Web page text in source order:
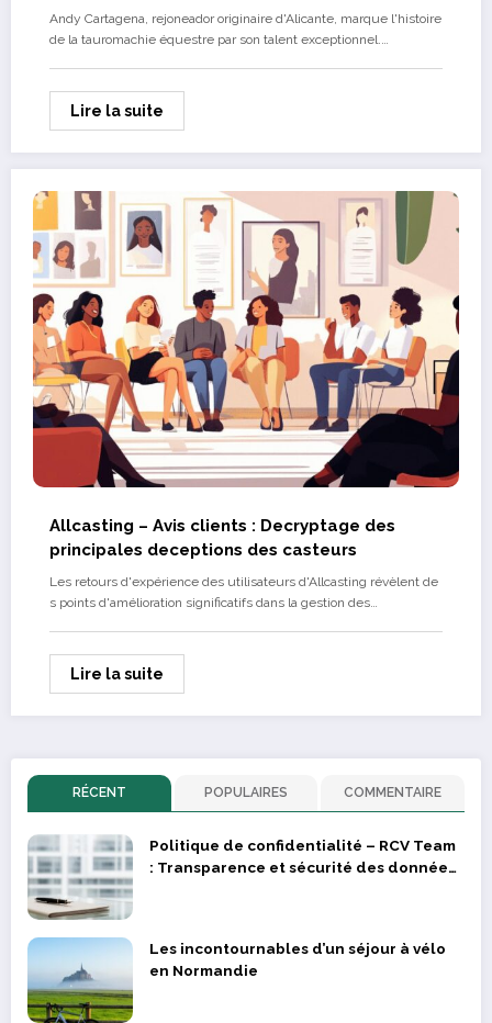
taureau
Andy Cartagena, rejoneador originaire d'Alicante, marque l'histoire
de la tauromachie équestre par son talent exceptionnel.…
Lire la suite
Allcasting – Avis clients : Decryptage des
principales deceptions des casteurs
Les retours d'expérience des utilisateurs d'Allcasting révèlent de
s points d'amélioration significatifs dans la gestion des…
Lire la suite
RÉCENT POPULAIRES COMMENTAIRE
Politique de confidentialité – RCV Team
: Transparence et sécurité des données
Les incontournables d’un séjour à vélo
en Normandie